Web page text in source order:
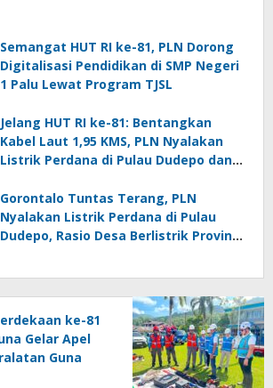
Semangat HUT RI ke-81, PLN Dorong
Digitalisasi Pendidikan di SMP Negeri
1 Palu Lewat Program TJSL
Jelang HUT RI ke-81: Bentangkan
Kabel Laut 1,95 KMS, PLN Nyalakan
Listrik Perdana di Pulau Dudepo dan
Berlistrik Provinsi Gorontalo
Gorontalo Tuntas Terang, PLN
Nyalakan Listrik Perdana di Pulau
Dudepo, Rasio Desa Berlistrik Provinsi
ke-81
Gelar Apel
Guna